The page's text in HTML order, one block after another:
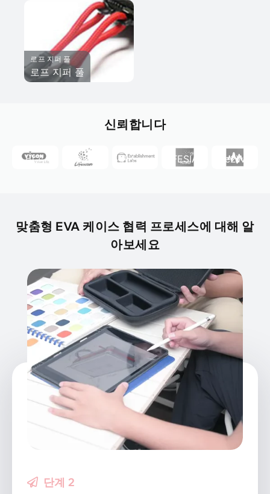
로프 지퍼 풀
로프 지퍼 풀
신뢰합니다
비곤
스캔
구소
구소
FESIA
Cue2Walk
맞춤형 EVA 케이스 협력 프로세스에 대해 알
아보세요
단계 3